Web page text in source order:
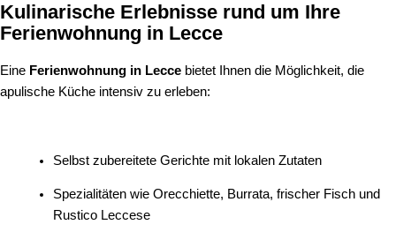
Kulinarische Erlebnisse rund um Ihre
Ferienwohnung in Lecce
Eine Ferienwohnung in Lecce bietet Ihnen die Möglichkeit, die
apulische Küche intensiv zu erleben:
Selbst zubereitete Gerichte mit lokalen Zutaten
Spezialitäten wie Orecchiette, Burrata, frischer Fisch und
Rustico Leccese